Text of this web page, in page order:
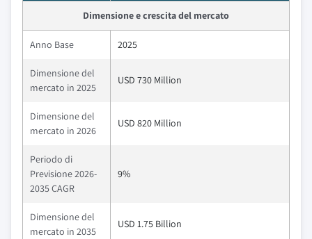
Dimensione e crescita del mercato
Anno Base 2025
Dimensione del
mercato in 2025
USD 730 Million
Dimensione del
mercato in 2026
USD 820 Million
Periodo di
Previsione 2026-
2035 CAGR
9%
Dimensione del
mercato in 2035
USD 1.75 Billion